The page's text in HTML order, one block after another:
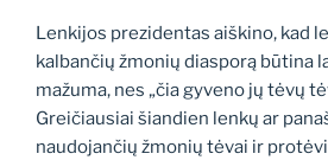
Lenkijos prezidentas aiškino, kad
kalbančių žmonių diasporą būtina
mažuma, nes „čia gyveno jų tėvų
Greičiausiai šiandien lenkų ar
naudojančių žmonių tėvai ir